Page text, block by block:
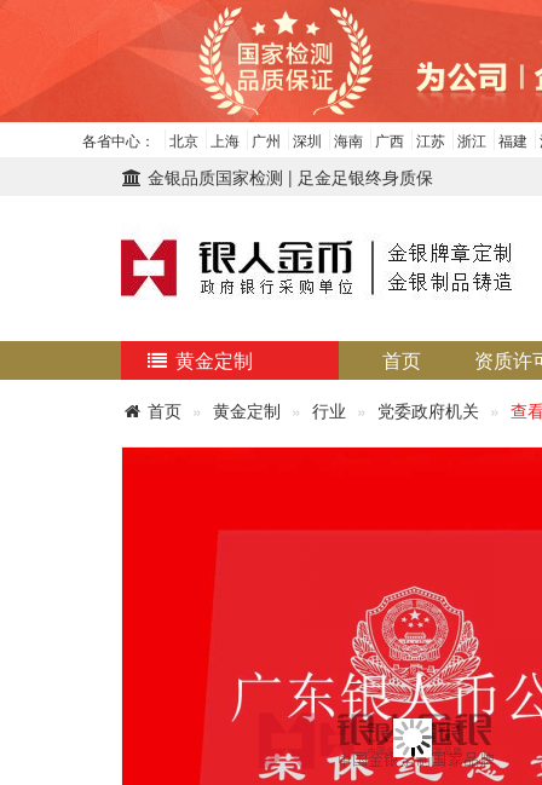
各省中心： 北京 上海 广州 深圳 海南 广西 江苏 浙江 福建
金银品质国家检测 | 足金足银终身质保
黄金定制 首页 资质许
首页 黄金定制 行业 党委政府机关 查